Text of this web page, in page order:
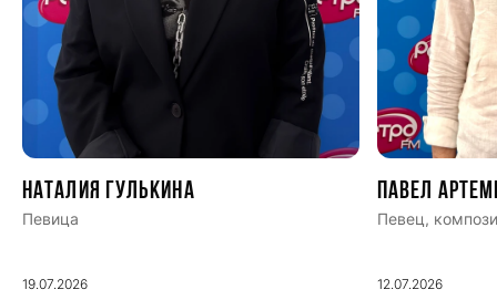
Наталия Гулькина
Певица
19.07.2026
Павел
Певец,
12.07.2026